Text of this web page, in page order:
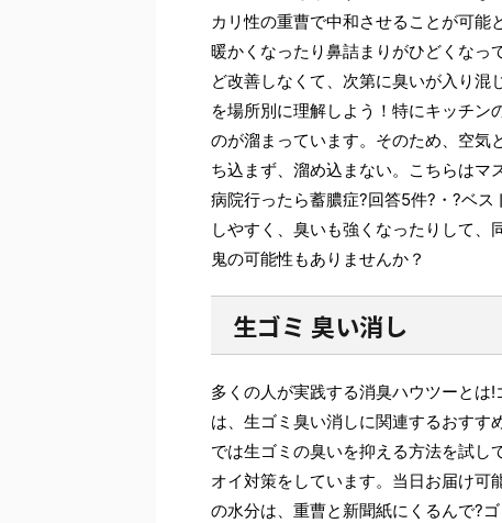
カリ性の重曹で中和させることが可
暖かくなったり鼻詰まりがひどくなっ
ど改善しなくて、次第に臭いが入り混
を場所別に理解しよう！特にキッチン
のが溜まっています。そのため、空気
ち込まず、溜め込まない。こちらはマ
病院行ったら蓄膿症?回答5件?・?ベ
しやすく、臭いも強くなったりして
鬼の可能性もありませんか？
生ゴミ 臭い消し
多くの人が実践する消臭ハウツーとは
は、生ゴミ臭い消しに関連するおす
では生ゴミの臭いを抑える方法を試し
オイ対策をしています。当日お届け可
の水分は、重曹と新聞紙にくるんで?